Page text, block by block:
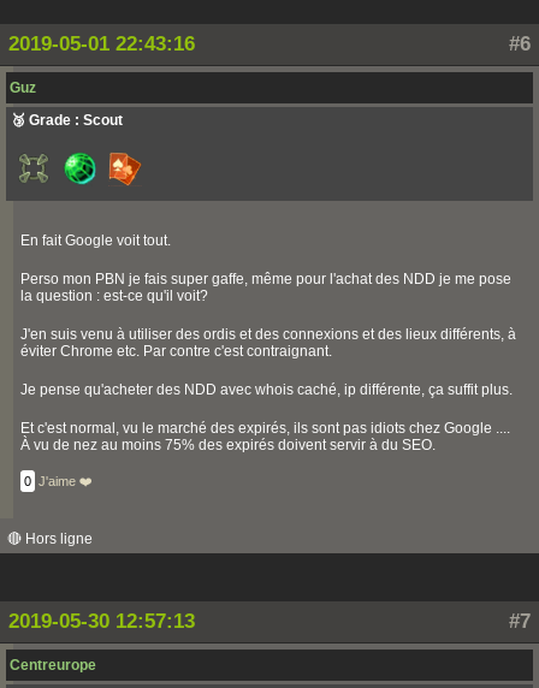
#6
2019-05-01 22:43:16
Guz
🥉 Grade : Scout
En fait Google voit tout.
Perso mon PBN je fais super gaffe, même pour l'achat des NDD je me pose
la question : est-ce qu'il voit?
J'en suis venu à utiliser des ordis et des connexions et des lieux différents, à
éviter Chrome etc. Par contre c'est contraignant.
Je pense qu'acheter des NDD avec whois caché, ip différente, ça suffit plus.
Et c'est normal, vu le marché des expirés, ils sont pas idiots chez Google ....
À vu de nez au moins 75% des expirés doivent servir à du SEO.
0 J'aime ❤️
🔴 Hors ligne
#7
2019-05-30 12:57:13
Centreurope